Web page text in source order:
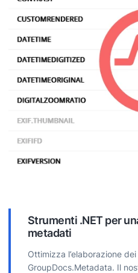
Strumenti .NET per
metadati
Ottimizza l’elaborazione
GroupDocs.Metadata. Il